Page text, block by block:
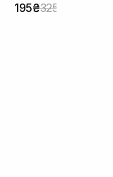
195₴325₴